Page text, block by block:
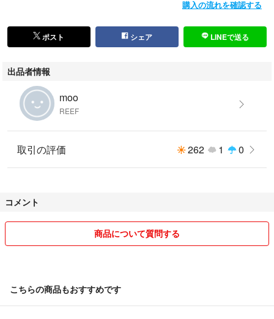
購入の流れを確認する
ポスト シェア LINEで送る
出品者情報
moo
REEF
取引の評価 262 1 0
コメント
商品について質問する
こちらの商品もおすすめです